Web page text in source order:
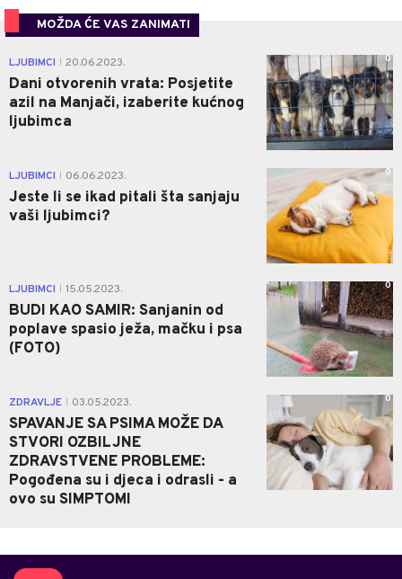
MOŽDA ĆE VAS ZANIMATI
LJUBIMCI 20.06.2023.
Dani otvorenih vrata: Posjetite
azil na Manjači, izaberite kućnog
ljubimca
0
LJUBIMCI 06.06.2023.
Jeste li se ikad pitali šta sanjaju
vaši ljubimci?
0
LJUBIMCI 15.05.2023.
BUDI KAO SAMIR: Sanjanin od
poplave spasio ježa, mačku i psa
(FOTO)
0
ZDRAVLJE 03.05.2023.
SPAVANJE SA PSIMA MOŽE DA
STVORI OZBILJNE
ZDRAVSTVENE PROBLEME:
Pogođena su i djeca i odrasli - a
ovo su SIMPTOMI
0